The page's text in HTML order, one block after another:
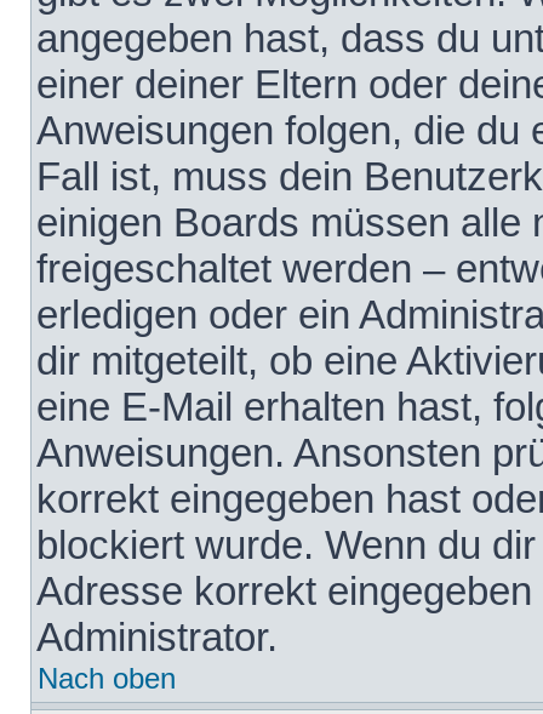
angegeben hast, dass du
einer deiner Eltern oder
Anweisungen folgen, die du
Fall ist, muss dein
einigen Boards müssen alle
freigeschaltet werden –
erledigen oder ein
dir mitgeteilt, ob eine
eine E-Mail erhalten hast,
Anweisungen. Ansonsten
korrekt eingegeben hast
blockiert wurde. Wenn du
Adresse korrekt
Administrator.
Nach oben